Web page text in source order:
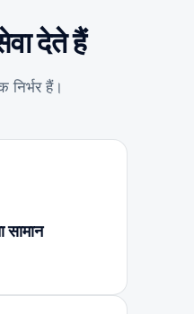
देते हैं
निर्भर हैं।
सामान